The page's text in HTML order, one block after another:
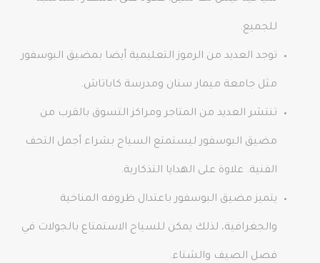
للجميع.
توجد العديد من الرموز التعليمية أيضا بمضيق البوسفور
مثل جامعة ميمار سنان ومدرسة كاباتاش.
تنتشر العديد من المتاجر ومراكز التسوق بالقرب من
مضيق البوسفور ليستمتع السياح بشراء أجمل التحف
الفنية. علاوة على الهدايا التذكارية.
يتميز مضيق البوسفور باعتدال ظروفه المناخية
والجغرافية، لذلك يمكن للسياح الاستمتاع بالجولات في
فصل الصيف والشتاء.